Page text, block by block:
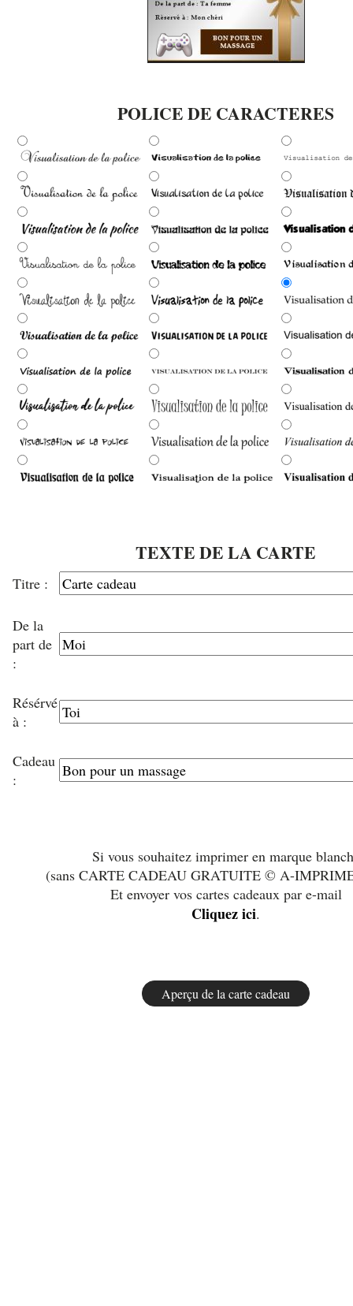
POLICE DE CARACTERES
TEXTE DE LA CARTE
Titre :
De la
part de
:
Résérvé
à :
Cadeau
:
Si vous souhaitez imprimer en marque
(sans CARTE CADEAU GRATUITE © A-
Et envoyer vos cartes cadeaux par e-mail
Cliquez ici.